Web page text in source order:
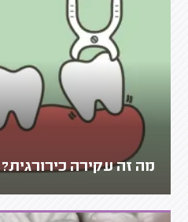
מה זה עקירה כירורגית?